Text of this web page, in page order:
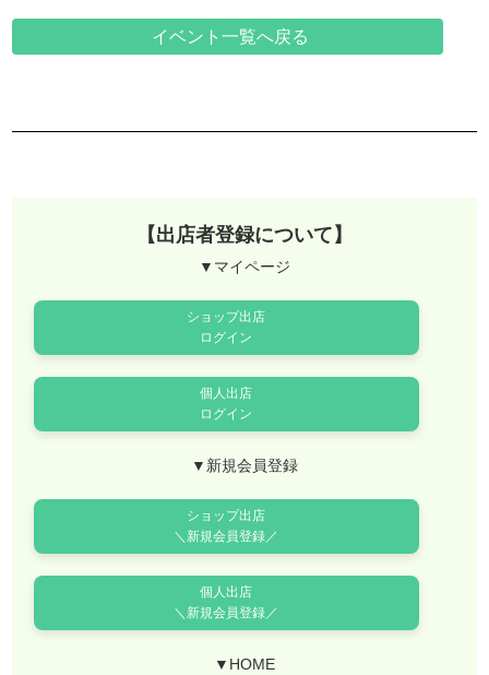
イベント一覧へ戻る
【出店者登録について】
▼マイページ
ショップ出店
ログイン
個人出店
ログイン
▼新規会員登録
ショップ出店
＼新規会員登録／
個人出店
＼新規会員登録／
▼HOME